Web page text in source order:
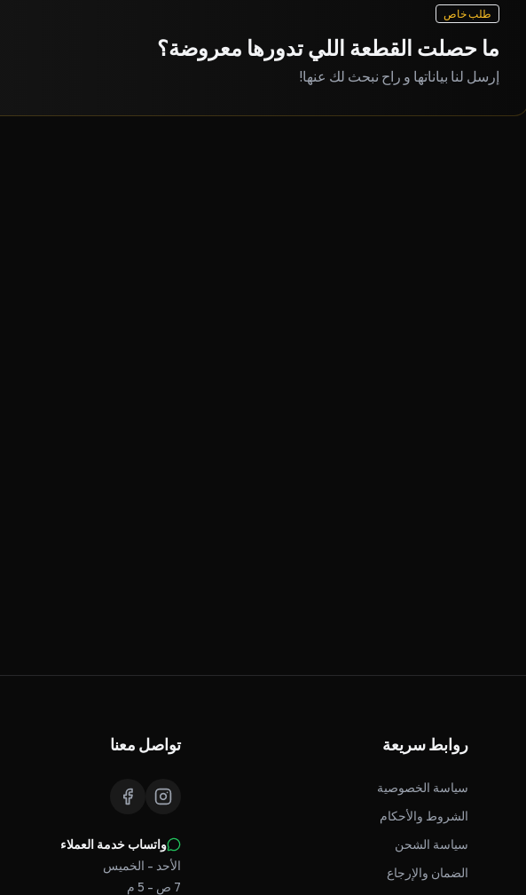
طلب خاص
ما حصلت القطعة اللي تدورها معروضة؟
إرسل لنا بياناتها و راح نبحث لك عنها!
روابط سريعة
سياسة الخصوصية
الشروط والأحكام
سياسة الشحن
الضمان والإرجاع
تواصل معنا
واتساب خدمة العملاء
الأحد - الخميس
7 ص - 5 م